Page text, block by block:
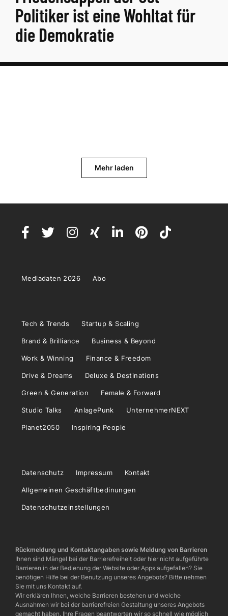
Politiker ist eine Wohltat für
die Demokratie
Mehr laden
Mediadaten 2026 Abo
Tech & Trends Startup & Scaling
Brand & Brilliance Business & Beyond
Work & Winning Finance & Freedom
Drive & Dreams Deluxe & Destinations
Green & Generation Female & Forward
Studio Talks AnlagePunk UnternehmerNEXT
Planet2050 Inspiring People
Datenschutz Impressum Kontakt
Allgemeinen Geschäftbedinungen
Datenschutzeinstellungen
Rückmeldung und Kontaktangaben sowie Meldung von Barrieren
Ihnen sind Mängel bei der Barrierefreiheit oder hier nicht aufgeführte
Barrieren in der Bedienung der Website oder Apps aufgefallen? Sie
benötigen Hilfe bei der Benutzung unseres Angebots? Bitte nehmen
Sie mit uns Kontakt auf.
Wir erklären Ihnen, welche Barrieren bestehen und welche
Ausnahmen wir bei der barrierefreien Gestaltung unseres Angebots
gemacht haben. Ihre Fragen beantworten wir so schnell wie möglich